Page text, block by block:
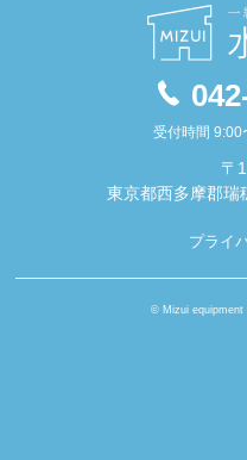
受付時間 9:00
〒
東京都西多摩郡瑞
プライ
© Mizui equipment